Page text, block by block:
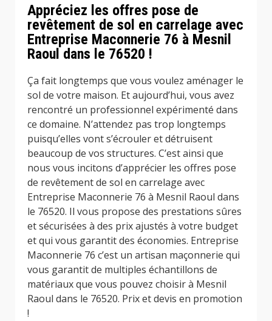
Appréciez les offres pose de
revêtement de sol en carrelage avec
Entreprise Maconnerie 76 à Mesnil
Raoul dans le 76520 !
Ça fait longtemps que vous voulez aménager le
sol de votre maison. Et aujourd’hui, vous avez
rencontré un professionnel expérimenté dans
ce domaine. N’attendez pas trop longtemps
puisqu’elles vont s’écrouler et détruisent
beaucoup de vos structures. C’est ainsi que
nous vous incitons d’apprécier les offres pose
de revêtement de sol en carrelage avec
Entreprise Maconnerie 76 à Mesnil Raoul dans
le 76520. Il vous propose des prestations sûres
et sécurisées à des prix ajustés à votre budget
et qui vous garantit des économies. Entreprise
Maconnerie 76 c’est un artisan maçonnerie qui
vous garantit de multiples échantillons de
matériaux que vous pouvez choisir à Mesnil
Raoul dans le 76520. Prix et devis en promotion
!